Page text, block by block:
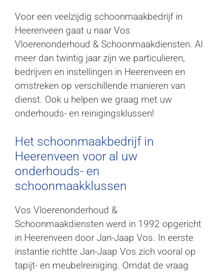
Voor een veelzijdig schoonmaakbedrijf in
Heerenveen gaat u naar Vos
Vloerenonderhoud & Schoonmaakdiensten. Al
meer dan twintig jaar zijn we particulieren,
bedrijven en instellingen in Heerenveen en
omstreken op verschillende manieren van
dienst. Ook u helpen we graag met uw
onderhouds- en reinigingsklussen!
Het schoonmaakbedrijf in
Heerenveen voor al uw
onderhouds- en
schoonmaakklussen
Vos Vloerenonderhoud &
Schoonmaakdiensten werd in 1992 opgericht
in Heerenveen door Jan-Jaap Vos. In eerste
instantie richtte Jan-Jaap Vos zich vooral op
tapijt- en meubelreiniging. Omdat de vraag